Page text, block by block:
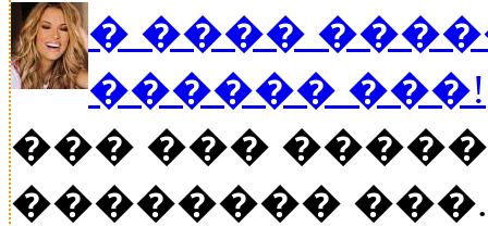
� ����
������ ���!
��� ���
��������